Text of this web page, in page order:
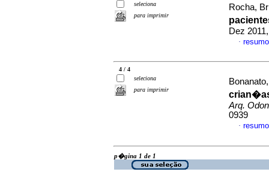
seleciona
para imprimir
Rocha,
Dez
·
4 / 4
seleciona
para imprimir
Arq.
0939
·
p�gina 1 de 1